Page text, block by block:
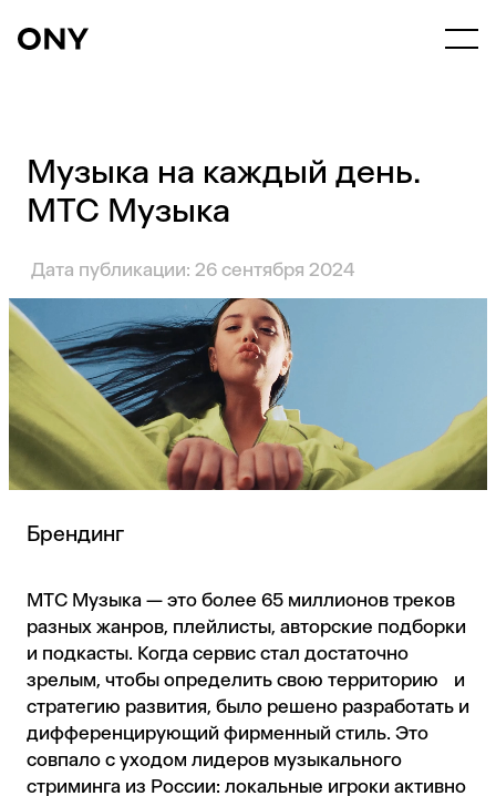
Музыка на каждый день.
МТС Музыка
Дата публикации: 26 сентября 2024
Брендинг
МТС Музыка — это более 65 миллионов треков
разных жанров, плейлисты, авторские подборки
и подкасты. Когда сервис стал достаточно
зрелым, чтобы определить свою территорию и
стратегию развития, было решено разработать и
дифференцирующий фирменный стиль. Это
совпало с уходом лидеров музыкального
стриминга из России: локальные игроки активно